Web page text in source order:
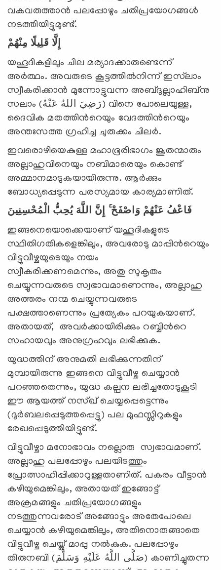
വകവരുത്താന്‍ പലപ്പോഴും ചതിപ്രയോഗങ്ങള്‍
നടത്തിയിട്ടുമുണ്ട്.
إِلَّا قَلِيلًا مِنْهُمْ
യഹൂദികളിലും ചില മര്യാദക്കാരുണ്ടെന്ന്
അര്‍ത്ഥം. അവരുടെ കൂട്ടത്തില്‍നിന്ന് ഇസ്‌ലാം
സ്വീകരിക്കാന്‍ മുന്നോട്ടുവന്ന അബ്ദുല്ലാഹിബ്‌നു
സലാം (رَضِيَ اللهُ عَنْهُ) വിനെ പോലെയുള്ള,
ദൈവിക മതത്തിന്‍റെയും വേദത്തിന്‍റെയും
അന്തഃസത്ത ഗ്രഹിച്ച ചുരുക്കം ചിലര്‍.
ഇവരൊഴിയെകുള്ള മഹാഭൂരിഭാഗം ജൂതന്മാരും
അല്ലാഹുവിനെയും നബിമാരെയും കൊണ്ട്
അമ്മാനമാടുകയായിരുന്നു. ആര്‍ക്കും
ബോധ്യപ്പെടുന്ന പരസ്യമായ കാര്യമാണിത്.
فَاعْفُ عَنْهُمْ وَاصْفَحْ ۚ إِنَّ اللَّهَ يُحِبُّ الْمُحْسِنِينَ
ഇങ്ങനെയൊക്കെയാണ് യഹൂദികളുടെ
സ്ഥിതിഗതികളെങ്കിലും, അവരോടു മാപ്പിന്‍റെയും
വിട്ടുവീഴ്ചയുടെയും നയം
സ്വീകരിക്കണമെന്നും, അതു സുകൃതം
ചെയ്യുന്നവരുടെ സ്വഭാവമാണെന്നും, അല്ലാഹു
അത്തരം നന്മ ചെയ്യുന്നവരുടെ
പക്ഷത്താണെന്നും പ്രത്യേകം പറയുകയാണ്.
അതായത്, അവര്‍ക്കായിരിക്കും റബ്ബിന്‍റെ
സഹായവും അനുഗ്രഹവും ലഭിക്കുക.
യുദ്ധത്തിന് അനുമതി ലഭിക്കുന്നതിന്
മുമ്പായിരുന്നു ഇങ്ങനെ വിട്ടുവീഴ്ച ചെയ്യാന്‍
പറഞ്ഞതെന്നും, യുദ്ധ കല്പന ലഭിച്ചതോടുകൂടി
ഈ ആയത്ത് നസ്ഖ് ചെയ്യപ്പെട്ടെന്നും
(ദുര്‍ബലപ്പെടുത്തപ്പെട്ടു) പല മുഫസ്സിറുകളും
രേഖപ്പെടുത്തിയിട്ടുണ്ട്.
വിട്ടുവീഴ്ചാ മനോഭാവം നല്ലൊരു സ്വഭാവമാണ്.
അല്ലാഹു പലപ്പോഴും പലയിടത്തും
പ്രോത്സാഹിപ്പിക്കാറുള്ളതാണിത്. പകരം വീട്ടാന്‍
കഴിയുമെങ്കിലും, അതായത് ഇങ്ങോട്ട്
അക്രമങ്ങളും ചതിപ്രയോഗങ്ങളും
നടത്തുന്നവരോട് അങ്ങോട്ടും അതേപോലെ
ചെയ്യാന്‍ കഴിയുമെങ്കിലും, അതിനൊരുങ്ങാതെ
വിട്ടുവീഴ്ച ചെയ്ത് മാപ്പു നല്‍കുക. പലപ്പോഴും
തിരുനബി (صَلَّى اللَّهُ عَلَيْهِ وَسَلَّمَ) കാണിച്ചുതന്ന